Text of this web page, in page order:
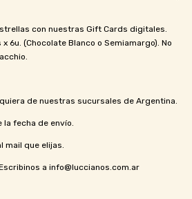
con nuestras Gift Cards digitales.
6u. (Chocolate Blanco o Semiamargo). No
de nuestras sucursales de Argentina.
la fecha de envío.
mail que elijas.
a info@luccianos.com.ar